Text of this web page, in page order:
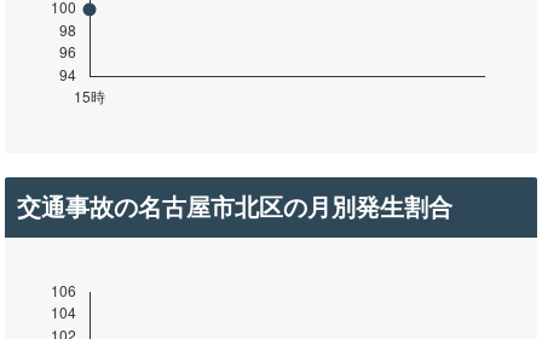
交通事故の名古屋市北区の月別発生割合